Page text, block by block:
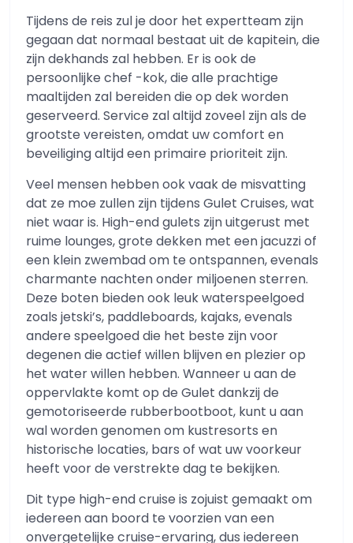
Tijdens de reis zul je door het expertteam zijn
gegaan dat normaal bestaat uit de kapitein, die
zijn dekhands zal hebben. Er is ook de
persoonlijke chef -kok, die alle prachtige
maaltijden zal bereiden die op dek worden
geserveerd. Service zal altijd zoveel zijn als de
grootste vereisten, omdat uw comfort en
beveiliging altijd een primaire prioriteit zijn.
Veel mensen hebben ook vaak de misvatting
dat ze moe zullen zijn tijdens Gulet Cruises, wat
niet waar is. High-end gulets zijn uitgerust met
ruime lounges, grote dekken met een jacuzzi of
een klein zwembad om te ontspannen, evenals
charmante nachten onder miljoenen sterren.
Deze boten bieden ook leuk waterspeelgoed
zoals jetski’s, paddleboards, kajaks, evenals
andere speelgoed die het beste zijn voor
degenen die actief willen blijven en plezier op
het water willen hebben. Wanneer u aan de
oppervlakte komt op de Gulet dankzij de
gemotoriseerde rubberbootboot, kunt u aan
wal worden genomen om kustresorts en
historische locaties, bars of wat uw voorkeur
heeft voor de verstrekte dag te bekijken.
Dit type high-end cruise is zojuist gemaakt om
iedereen aan boord te voorzien van een
onvergetelijke cruise-ervaring, dus iedereen